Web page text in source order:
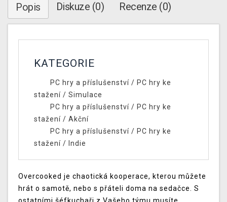
Popis Diskuze (0) Recenze (0)
KATEGORIE
PC hry a příslušenství/ PC hry ke
stažení / Simulace
PC hry a příslušenství/ PC hry ke
stažení / Akční
PC hry a příslušenství/ PC hry ke
stažení / Indie
Overcooked je chaotická kooperace, kterou můžete
hrát o samotě, nebo s přáteli doma na sedačce. S